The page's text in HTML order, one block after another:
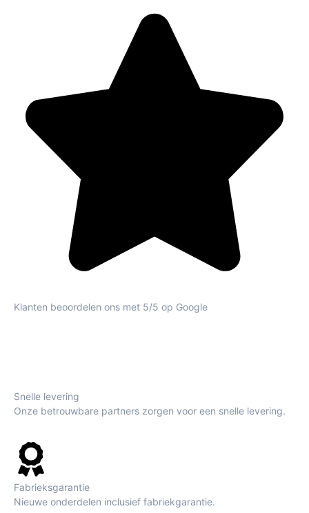
Klanten beoordelen ons met 5/5 op Google
Snelle levering
Onze betrouwbare partners zorgen voor een snelle levering.
Fabrieksgarantie
Nieuwe onderdelen inclusief fabriekgarantie.